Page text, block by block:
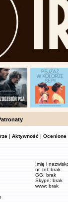
| Aktywność | Ocenione
Imię i
nr. tel: brak
GG: brak
Skype: brak
www: brak